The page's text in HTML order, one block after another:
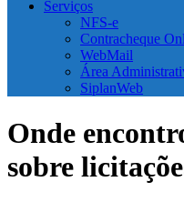
Serviços
NFS-e
Contracheque
WebMail
Área
SiplanWeb
Onde
sobre